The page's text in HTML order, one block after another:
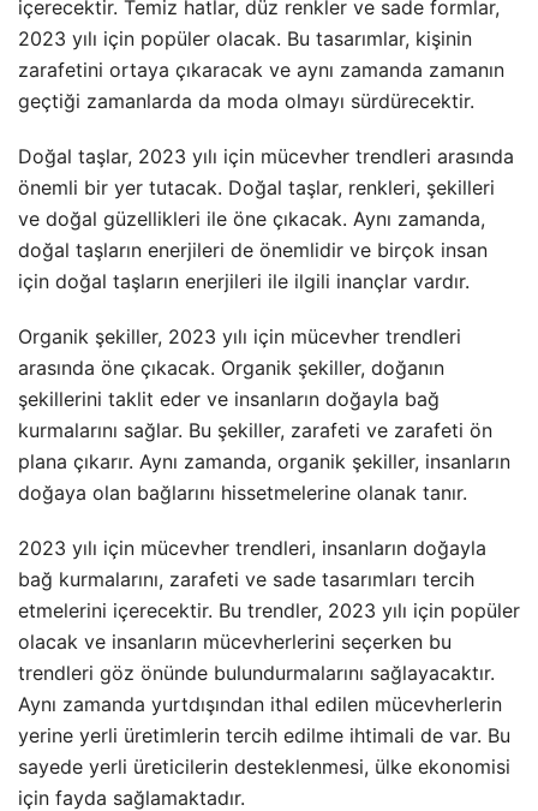
içerecektir. Temiz hatlar, düz renkler ve sade formlar,
2023 yılı için popüler olacak. Bu tasarımlar, kişinin
zarafetini ortaya çıkaracak ve aynı zamanda zamanın
geçtiği zamanlarda da moda olmayı sürdürecektir.
Doğal taşlar, 2023 yılı için mücevher trendleri arasında
önemli bir yer tutacak. Doğal taşlar, renkleri, şekilleri
ve doğal güzellikleri ile öne çıkacak. Aynı zamanda,
doğal taşların enerjileri de önemlidir ve birçok insan
için doğal taşların enerjileri ile ilgili inançlar vardır.
Organik şekiller, 2023 yılı için mücevher trendleri
arasında öne çıkacak. Organik şekiller, doğanın
şekillerini taklit eder ve insanların doğayla bağ
kurmalarını sağlar. Bu şekiller, zarafeti ve zarafeti ön
plana çıkarır. Aynı zamanda, organik şekiller, insanların
doğaya olan bağlarını hissetmelerine olanak tanır.
2023 yılı için mücevher trendleri, insanların doğayla
bağ kurmalarını, zarafeti ve sade tasarımları tercih
etmelerini içerecektir. Bu trendler, 2023 yılı için popüler
olacak ve insanların mücevherlerini seçerken bu
trendleri göz önünde bulundurmalarını sağlayacaktır.
Aynı zamanda yurtdışından ithal edilen mücevherlerin
yerine yerli üretimlerin tercih edilme ihtimali de var. Bu
sayede yerli üreticilerin desteklenmesi, ülke ekonomisi
için fayda sağlamaktadır.